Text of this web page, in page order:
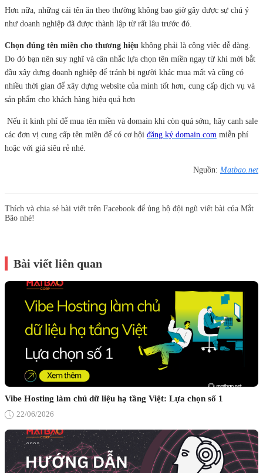
Hơn nữa, những cái tên ăn theo thường không bao giờ gây được sự chú ý
như doanh nghiệp đã được thành lập từ rất lâu trước đó.
Chọn đúng tên miền cho thương hiệu không phải là công việc dễ dàng.
Do đó bạn nên suy nghĩ và cân nhắc lựa chọn tên miền ngay từ khi mới bắt
đầu xây dựng doanh nghiệp để tránh bị người khác mua mất và cũng có
nhiều thời gian để xây dựng website của mình tốt hơn, cung cấp dịch vụ và
sản phẩm cho khách hàng hiệu quả hơn
Nếu ít kinh phí để mua tên miền và domain khi còn quá sớm, hãy canh sale
các đơn vị cung cấp tên miền để có cơ hội đăng ký domain.com miễn phí
hoặc với giá siêu rẻ nhé.
Nguồn: Matbao.net
Thích và chia sẻ bài viết trên Facebook để ủng hộ đội ngũ viết bài của Mắt
Bão nhé!
Bài viết liên quan
Vibe Hosting làm chủ dữ liệu hạ tầng Việt: Lựa chọn số 1
22/06/2026